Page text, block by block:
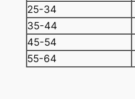
25-34
35-44
45-54
55-64